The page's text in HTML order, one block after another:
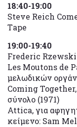
18:40-19:00
Steve Reich
Τape
19:00-19:40
Frederic
Les Moutons de
μελωδικών
Coming
σύνολο (1971)
Attica, για
κείμενο: Sam